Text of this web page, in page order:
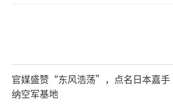
官媒盛赞“东风浩荡”，点名日本嘉手
纳空军基地